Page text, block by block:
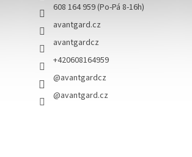
608 164 959 (Po-Pá 8-16h)
avantgard.cz
avantgardcz
+420608164959
@avantgardcz
@avantgard.cz